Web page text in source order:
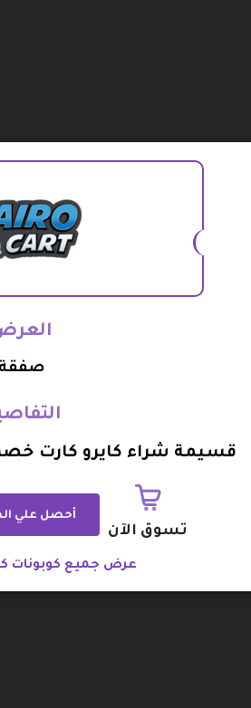
صفقة
قسيمة شراء كايرو كارت خصم
تسوق الآن
أحصل علي
عرض جميع كوبونات